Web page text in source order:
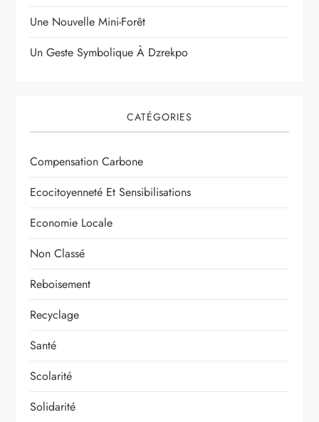
Une Nouvelle Mini-Forêt
Un Geste Symbolique À Dzrekpo
CATÉGORIES
Compensation Carbone
Ecocitoyenneté Et Sensibilisations
Economie Locale
Non Classé
Reboisement
Recyclage
Santé
Scolarité
Solidarité